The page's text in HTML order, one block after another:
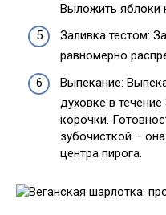
Выложить яблоки
Заливка тестом:
равномерно
Выпекание:
духовке в
корочки.
зубочисткой –
центра пирога.